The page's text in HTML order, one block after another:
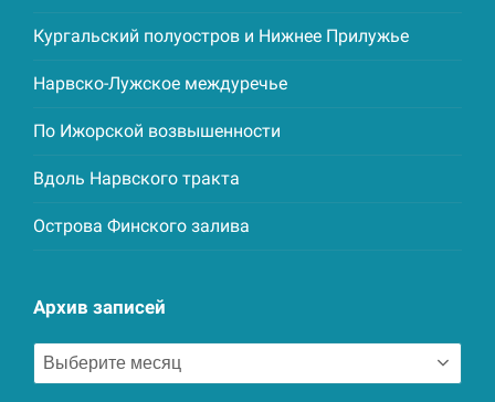
Кургальский полуостров и Нижнее Прилужье
Нарвско-Лужское междуречье
По Ижорской возвышенности
Вдоль Нарвского тракта
Острова Финского залива
Архив записей
Архив
записей